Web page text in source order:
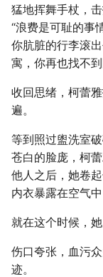
猛地挥舞手杖，
“浪费是可耻的事
你肮脏的行李滚
寓，你再也找不
收回思绪，柯蕾
遍。
等到照过盥洗室
苍白的脸庞，柯
他人之后，她卷
内衣暴露在空气
就在这个时候，
伤口夸张，血污
迹。